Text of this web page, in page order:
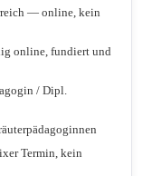
— online, kein
online, fundiert und
/ Dipl.
Termin, kein